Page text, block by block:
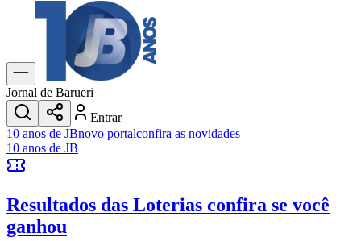
Explore Tudo
Últimas Notícias
Previsão do Tempo
Trânsito e Rotas
Dia a Dia & Lazer
Transportes
Gastronomia
Cinema & Shows
JogosNovo
Anuncie no Portal
Cadastrar Empresa
Divulgar Vagas
Jornal de Barueri
Entrar
10 anos de JBnovo portalconfira as novidades
10 anos de JB
Resultados das Loterias confira se você
ganhou